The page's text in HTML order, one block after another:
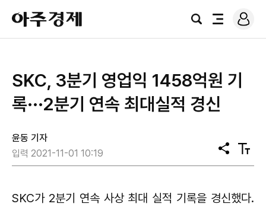
아
주
경
검
전
로
그
SKC, 3분기 영업익 1458억원 기
록···2분기 연속 최대실적 경신
윤동 기자
입력 2021-11-01 10:19
공
유
텍
스
기
SKC가 2분기 연속 사상 최대 실적 기록을 경신했다.